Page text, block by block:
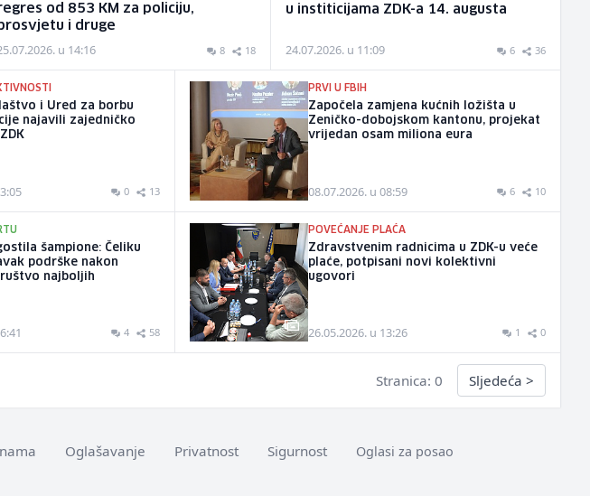
od 853 KM za policiju,
i druge
u 14:16 8 18
u institicijama ZDK-a 14. augusta
24.07.2026. u 11:09 6 36
i Ured za borbu
najavili zajedničko
0 13
PRVI U FBIH
Započela zamjena kućnih ložišta u
Zeničko-dobojskom kantonu, projekat
vrijedan osam miliona eura
08.07.2026. u 08:59 6 10
šampione: Čeliku
podrške nakon
najboljih
4 58
POVEĆANJE PLAĆA
Zdravstvenim radnicima u ZDK-u veće
plaće, potpisani novi kolektivni
ugovori
26.05.2026. u 13:26 1 0
Stranica: 0 Sljedeća >
Oglašavanje Privatnost Sigurnost Oglasi za posao